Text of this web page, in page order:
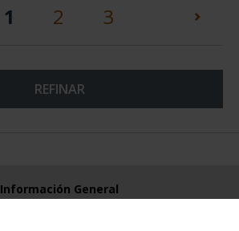
1 (current)
2 3
REFINAR
Información General